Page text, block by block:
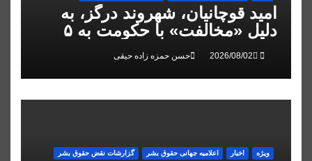
امید قوچانیان، شهروند درگز، به
دلیل «مخالفت» با حکومت به ۵
سال زندان محکوم شد
حسن حمزه زاده حیقی
ویژه اخبار اعلاميه جهانی حقوق بشر گزارشات نقض حقوق بشر